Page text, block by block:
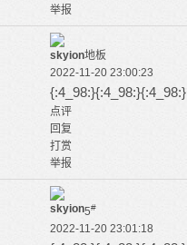
举报
skyion地板
2022-11-20 23:00:23
{:4_98:}{:4_98:}{:4_98:}
点评
回复
打赏
举报
skyion5#
2022-11-20 23:01:18